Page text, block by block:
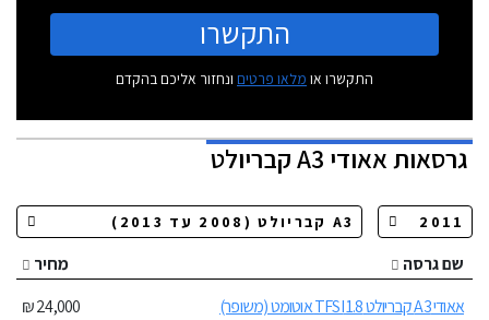
התקשרו
התקשרו או מלאו פרטים ונחזור אליכם בהקדם
גרסאותאאודי A3 קבריולט
שם גרסה
מחיר
אאודי A3 קבריולט 1.8 TFSI אוטומט (משופר)
24,000 ₪